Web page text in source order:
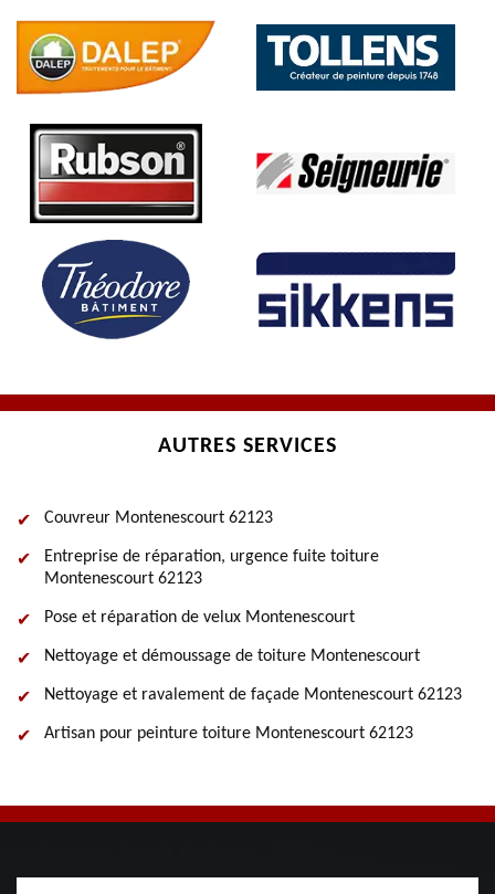
AUTRES SERVICES
Couvreur Montenescourt 62123
Entreprise de réparation, urgence fuite toiture
Montenescourt 62123
Pose et réparation de velux Montenescourt
Nettoyage et démoussage de toiture Montenescourt
Nettoyage et ravalement de façade Montenescourt 62123
Artisan pour peinture toiture Montenescourt 62123